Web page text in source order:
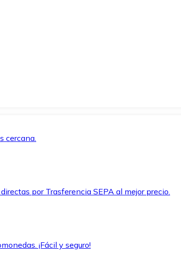
cercana.
por Trasferencia SEPA al mejor precio.
¡Fácil y seguro!